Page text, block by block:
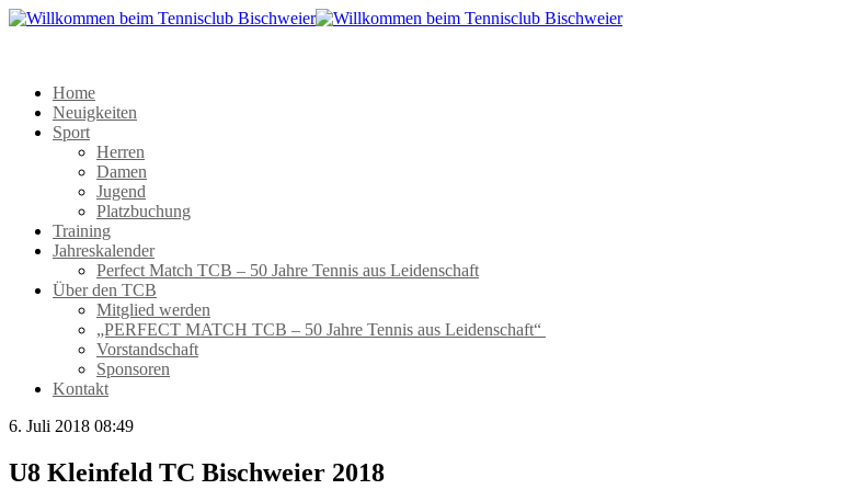
Home
Neuigkeiten
Sport
Herren
Damen
Jugend
Platzbuchung
Training
Jahreskalender
Perfect Match TCB – 50 Jahre Tennis aus Leidenschaft
Über den TCB
Mitglied werden
„PERFECT MATCH TCB – 50 Jahre Tennis aus Leidenschaft“
Vorstandschaft
Sponsoren
Kontakt
6. Juli 2018 08:49
U8 Kleinfeld TC Bischweier 2018